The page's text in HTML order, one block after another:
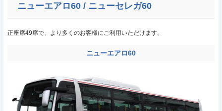
ニューエアロ60 / ニューセレガ60
正座席49席で、より多くのお客様にご利用いただけます。
ニューエアロ60